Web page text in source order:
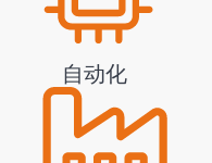
自动化